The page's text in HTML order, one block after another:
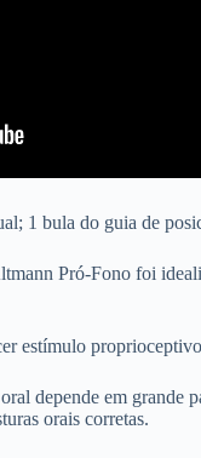
1 bula do guia de
Pró-Fono foi
estímulo
depende em grande
orais corretas.